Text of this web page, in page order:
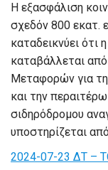
Η εξασφάλιση
σχεδόν 800 εκατ.
καταδεικνύει ότι
καταβάλλεται
Μεταφορών για
και την
σιδηρόδρομου
υποστηρίζεται
2024-07-23 ΔΤ –